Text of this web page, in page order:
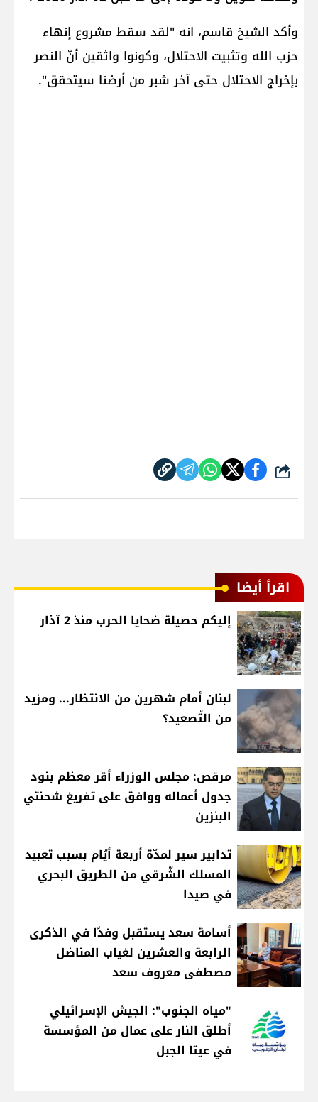
وأكد الشيخ قاسم، انه "لقد سقط مشروع إنهاء
حزب الله وتثبيت الاحتلال، وكونوا واثقين أنّ النصر
بإخراج الاحتلال حتى آخر شبر من أرضنا سيتحقق".
شارك
اقرأ أيضا
إليكم حصيلة ضحايا الحرب منذ 2 آذار
لبنان أمام شهرين من الانتظار... ومزيد
من التّصعيد؟
مرقص: مجلس الوزراء أقر معظم بنود
جدول أعماله ووافق على تفريغ شحنتي
البنزين
تدابير سير لمدّة أربعة أيّام بسبب تعبيد
المسلك الشّرقي من الطريق البحري
في صيدا
أسامة سعد يستقبل وفدًا في الذكرى
الرابعة والعشرين لغياب المناضل
مصطفى معروف سعد
"مياه الجنوب": الجيش الإسرائيلي
أطلق النار على عمال من المؤسسة
في عيتا الجبل